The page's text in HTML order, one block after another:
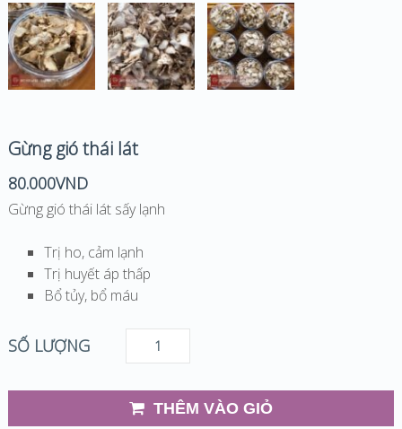
Gừng gió thái lát
80.000VND
Gừng gió thái lát sấy lạnh
Trị ho, cảm lạnh
Trị huyết áp thấp
Bổ tủy, bổ máu
SỐ LƯỢNG
THÊM VÀO GIỎ